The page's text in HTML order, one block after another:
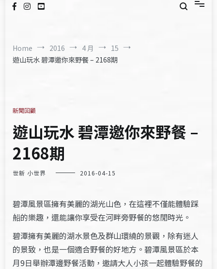
Home 2016 4 月
15
遊山玩水 碧潭邀你來野餐 – 2168期
新聞回顧
遊山玩水 碧潭邀你來野餐 –
2168期
世新 小世界 2016-04-15
碧潭風景區擁有美麗的湖光山色，在這裡不僅能體驗踩
船的樂趣，還能讓你享受在河畔旁野餐的悠閒時光。
碧潭擁有美麗的湖水景色及群山環繞的景觀，除有迷人
的景致，也是一個適合野餐的好地方。碧潭風景區於本
月9日舉辦潭邊野餐活動，邀請大人小孩一起體驗野餐的